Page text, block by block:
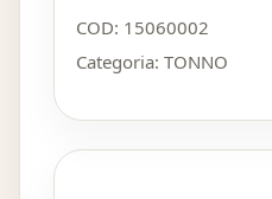
COD: 15060002
Categoria: TONNO